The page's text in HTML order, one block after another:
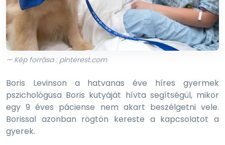
Boris Levinson a hatvanas éve híres gyermek
pszichológusa Boris kutyáját hívta segítségül, mikor
egy 9 éves páciense nem akart beszélgetni vele.
Borissal azonban rögtön kereste a kapcsolatot a
gyerek.
— Kép forrása : pinterest.com